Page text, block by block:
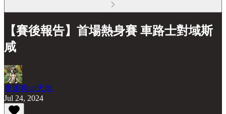
【賽後報告】首場熱身賽 車路士對域斯
咸
車迷狗up天地
Jul 24, 2024